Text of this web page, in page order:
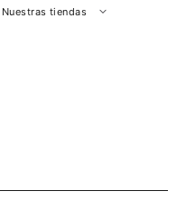
Perú
Nuestras tiendas